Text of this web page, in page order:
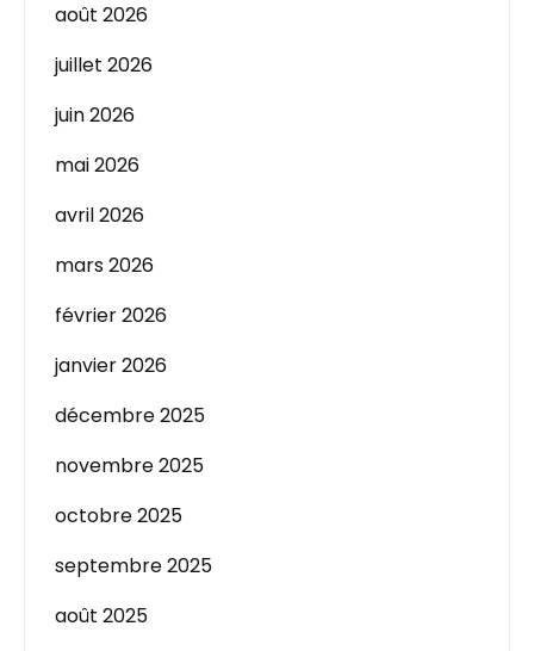
août 2026
juillet 2026
juin 2026
mai 2026
avril 2026
mars 2026
février 2026
janvier 2026
décembre 2025
novembre 2025
octobre 2025
septembre 2025
août 2025